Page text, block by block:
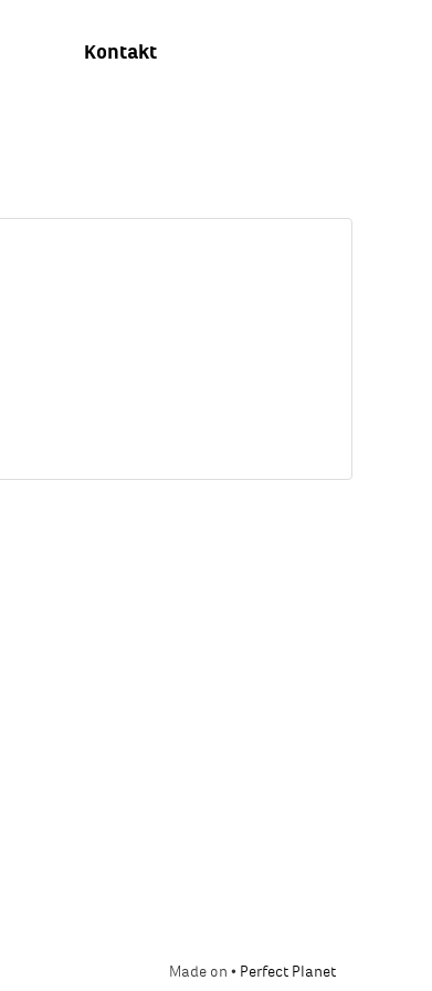
Kontakt
Made on • Perfect Planet